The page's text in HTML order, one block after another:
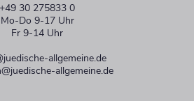
+49 30 275833 0
Mo-Do 9-17 Uhr
Fr 9-14 Uhr
allgemeine.de
allgemeine.de